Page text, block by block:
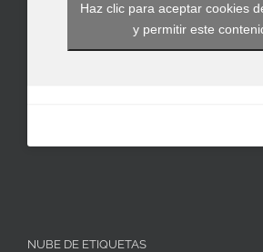
Haz clic para aceptar cookies
y permitir este
NUBE DE ETIQUETAS